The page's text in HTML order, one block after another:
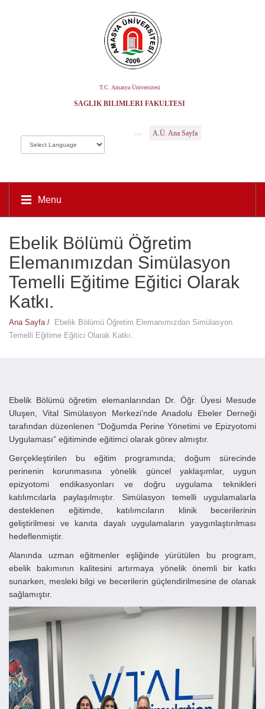
T.C. Amasya Üniversitesi
SAĞLIK BILIMLERI FAKÜLTESI
A.Ü. Ana Sayfa
Menu
Ebelik Bölümü Öğretim
Elemanımızdan Simülasyon
Temelli Eğitime Eğitici Olarak
Katkı.
Ana Sayfa /
Ebelik Bölümü Öğretim Elemanımızdan Simülasyon
Temelli Eğitime Eğitici Olarak Katkı.
Ebelik Bölümü öğretim elemanlarından Dr. Öğr. Üyesi Mesude
Uluşen, Vital Simülasyon Merkezi’nde Anadolu Ebeler Derneği
tarafından düzenlenen “Doğumda Perine Yönetimi ve Epizyotomi
Uygulaması” eğitiminde eğitimci olarak görev almıştır.
Gerçekleştirilen bu eğitim programında; doğum sürecinde
perinenin korunmasına yönelik güncel yaklaşımlar, uygun
epizyotomi endikasyonları ve doğru uygulama teknikleri
katılımcılarla paylaşılmıştır. Simülasyon temelli uygulamalarla
desteklenen eğitimde, katılımcıların klinik becerilerinin
geliştirilmesi ve kanıta dayalı uygulamaların yaygınlaştırılması
hedeflenmiştir.
Alanında uzman eğitmenler eşliğinde yürütülen bu program,
ebelik bakımının kalitesini artırmaya yönelik önemli bir katkı
sunarken, mesleki bilgi ve becerilerin güçlendirilmesine de olanak
sağlamıştır.